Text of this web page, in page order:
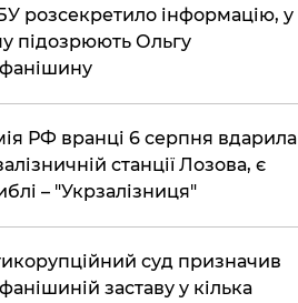
розсекретило інформацію, у
підозрюють Ольгу
РФ вранці 6 серпня вдарила
станції Лозова, є
– "Укрзалізниця"
суд призначив
заставу у кілька